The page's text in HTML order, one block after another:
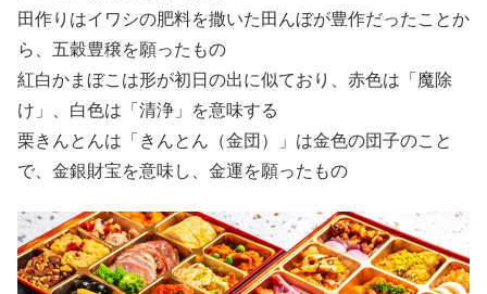
田作りはイワシの肥料を撒いた田んぼが豊作だったことか
ら、五穀豊穣を願ったもの
紅白かまぼこは形が初日の出に似ており、赤色は「魔除
け」、白色は「清浄」を意味する
栗きんとんは「きんとん（金団）」は金色の団子のこと
で、金銀財宝を意味し、金運を願ったもの